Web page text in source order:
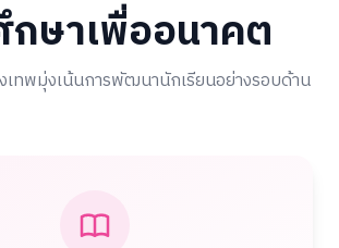
ษาเพื่ออนาคต
งเทพมุ่งเน้นการพัฒนานักเรียนอย่างรอบด้าน